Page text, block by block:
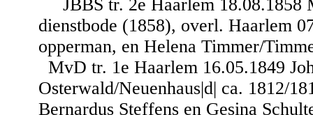
JBBS tr. 2e Haarlem
dienstbode (1858), overl. Haarlem
opperman, en Helena Timmer/
MvD tr. 1e Haarlem 16.05.1849
Osterwald/Neuenhaus|d| ca. 1812/
Bernardus Steffens en Gesina